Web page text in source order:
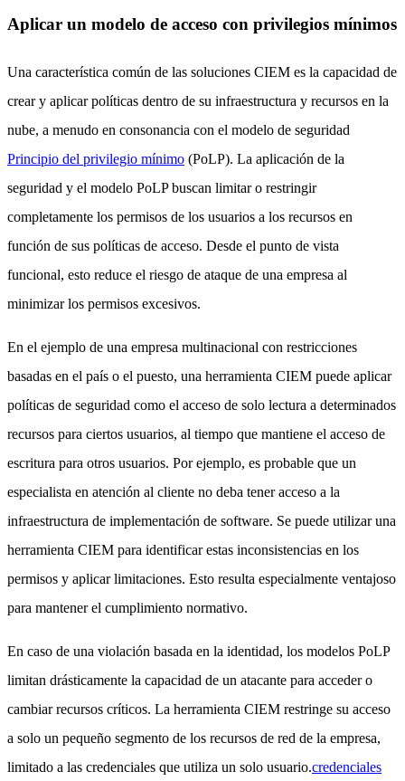
Aplicar un modelo de acceso con privilegios mínimos
Una característica común de las soluciones CIEM es la capacidad de
crear y aplicar políticas dentro de su infraestructura y recursos en la
nube, a menudo en consonancia con el modelo de seguridad
Principio del privilegio mínimo (PoLP). La aplicación de la
seguridad y el modelo PoLP buscan limitar o restringir
completamente los permisos de los usuarios a los recursos en
función de sus políticas de acceso. Desde el punto de vista
funcional, esto reduce el riesgo de ataque de una empresa al
minimizar los permisos excesivos.
En el ejemplo de una empresa multinacional con restricciones
basadas en el país o el puesto, una herramienta CIEM puede aplicar
políticas de seguridad como el acceso de solo lectura a determinados
recursos para ciertos usuarios, al tiempo que mantiene el acceso de
escritura para otros usuarios. Por ejemplo, es probable que un
especialista en atención al cliente no deba tener acceso a la
infraestructura de implementación de software. Se puede utilizar una
herramienta CIEM para identificar estas inconsistencias en los
permisos y aplicar limitaciones. Esto resulta especialmente ventajoso
para mantener el cumplimiento normativo.
En caso de una violación basada en la identidad, los modelos PoLP
limitan drásticamente la capacidad de un atacante para acceder o
cambiar recursos críticos. La herramienta CIEM restringe su acceso
a solo un pequeño segmento de los recursos de red de la empresa,
limitado a las credenciales que utiliza un solo usuario.credenciales